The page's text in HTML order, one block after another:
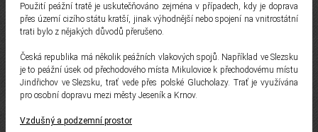
Použití peážní tratě je uskutečňováno zejména v případech, kdy je doprava
přes území cizího státu kratší, jinak výhodnější nebo spojení na vnitrostátní
trati bylo z nějakých důvodů přerušeno.
Česká republika má několik peážních vlakových spojů. Například ve Slezsku
je to peážní úsek od přechodového místa Mikulovice k přechodovému místu
Jindřichov ve Slezsku, trať vede přes polské Glucholazy. Trať je využívána
pro osobní dopravu mezi městy Jeseník a Krnov.
Vzdušný a podzemní prostor